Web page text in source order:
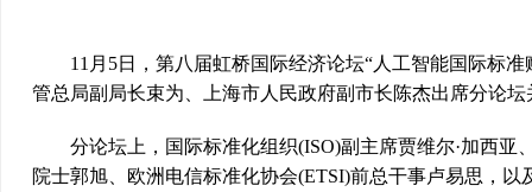
11月5日，第八届虹桥国际经济论坛“人工智能国际标准
管总局副局长束为、上海市人民政府副市长陈杰出席分论坛
分论坛上，国际标准化组织(ISO)副主席贾维尔·加西亚
院士郭旭、欧洲电信标准化协会(ETSI)前总干事卢易思，